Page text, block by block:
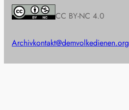
CC BY-NC 4.0
Archivkontakt@demvolkedienen.org